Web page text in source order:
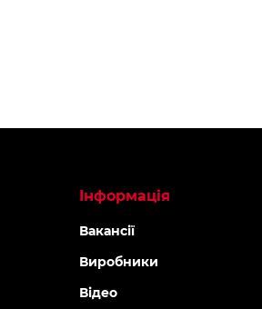
Інформація
Вакансії
Виробники
Відео